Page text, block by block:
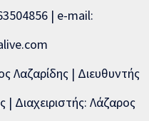
| e-mail:
Λαζαρίδης | Διευθυντής
Διαχειριστής: Λάζαρος